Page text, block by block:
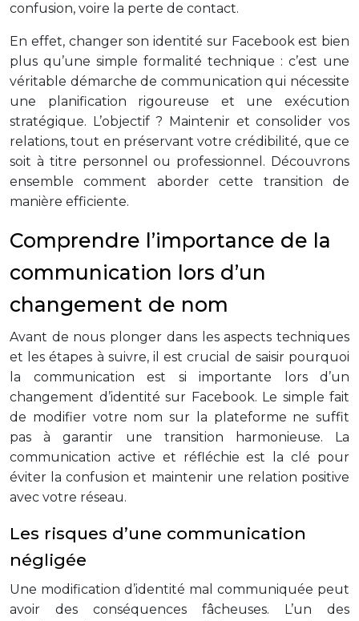
confusion, voire la perte de contact.
En effet, changer son identité sur Facebook est bien
plus qu’une simple formalité technique : c’est une
véritable démarche de communication qui nécessite
une planification rigoureuse et une exécution
stratégique. L’objectif ? Maintenir et consolider vos
relations, tout en préservant votre crédibilité, que ce
soit à titre personnel ou professionnel. Découvrons
ensemble comment aborder cette transition de
manière efficiente.
Comprendre l’importance de la
communication lors d’un
changement de nom
Avant de nous plonger dans les aspects techniques
et les étapes à suivre, il est crucial de saisir pourquoi
la communication est si importante lors d’un
changement d’identité sur Facebook. Le simple fait
de modifier votre nom sur la plateforme ne suffit
pas à garantir une transition harmonieuse. La
communication active et réfléchie est la clé pour
éviter la confusion et maintenir une relation positive
avec votre réseau.
Les risques d’une communication
négligée
Une modification d’identité mal communiquée peut
avoir des conséquences fâcheuses. L’un des